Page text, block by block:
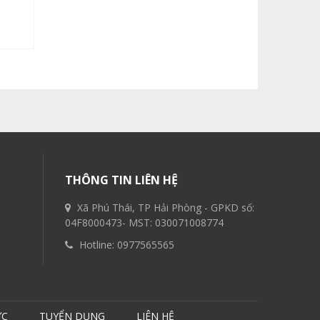
THÔNG TIN LIÊN HỆ
Xã Phú Thái, TP Hải Phòng - GPKD số:
04F8000473- MST: 030071008774
Hotline: 0977565565
TUYỂN DỤNG LIÊN HỆ